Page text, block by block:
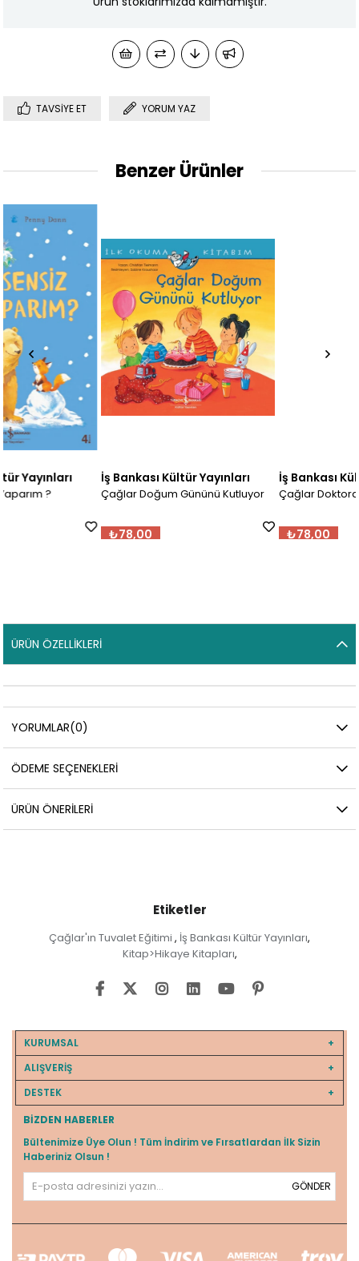
TAVSIYE ET YORUM YAZ
Benzer Ürünler
İş Bankası Kültür Yayınları
Çağlar Doğum Gününü Kutluyor
İş Bankası Kültür Yayınları
Çağlar Doktorda
ÜRÜN ÖZELLIKLERI
YORUMLAR(0)
ÖDEME SEÇENEKLERI
ÜRÜN ÖNERILERI
Etiketler
Çağlar'ın Tuvalet Eğitimi , İş Bankası Kültür Yayınları,
Kitap>Hikaye Kitapları,
KURUMSAL
ALIŞVERİŞ
DESTEK
BIZDEN HABERLER
Bültenimize Üye Olun ! Tüm İndirim ve Fırsatlardan İlk Sizin
Haberiniz Olsun !
GÖNDER